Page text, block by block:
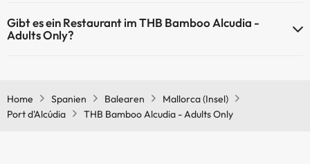
Gemeinschaftsräumen.
Gibt es ein Restaurant im THB Bamboo Alcudia -
Adults Only?
Home Spanien Balearen
Mallorca (Insel)
Port d'Alcúdia
THB Bamboo Alcudia - Adults Only